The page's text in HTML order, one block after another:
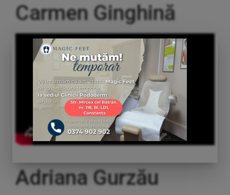
Carmen Ginghină
Adriana Gurzău